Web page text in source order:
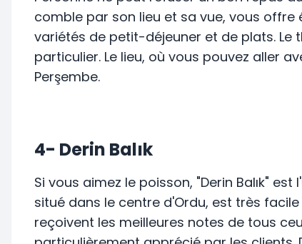
comble par son lieu et sa vue, vous
variétés de petit-déjeuner et de plats. Le
particulier. Le lieu, où vous pouvez aller
Perşembe.
4- Derin Balık
Si vous aimez le poisson, "Derin Balık"
situé dans le centre d'Ordu, est très
reçoivent les meilleures notes de tous